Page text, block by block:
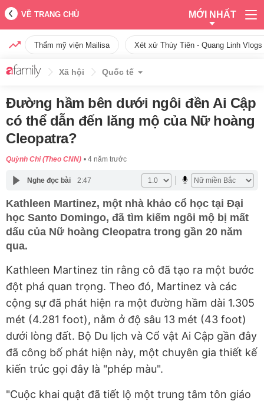
VỀ TRANG CHỦ MỚI NHẤT
Thẩm mỹ viện Mailisa Xét xử Thùy Tiên - Quang Linh
Xã hội Quốc tế
Đường hầm bên dưới ngôi đền Ai Cập
có thể dẫn đến lăng mộ của Nữ hoàng
Cleopatra?
Quỳnh Chi (Theo CNN) 4 năm trước
Nghe đọc bài 2:47
Kathleen Martinez, một nhà khảo cổ học tại Đại
học Santo Domingo, đã tìm kiếm ngôi mộ bị mất
dấu của Nữ hoàng Cleopatra trong gần 20 năm
qua.
Kathleen Martinez tin rằng cô đã tạo ra một bước
đột phá quan trọng. Theo đó, Martinez và các
cộng sự đã phát hiện ra một đường hầm dài 1.305
mét (4.281 foot), nằm ở độ sâu 13 mét (43 foot)
dưới lòng đất. Bộ Du lịch và Cổ vật Ai Cập gần đây
đã công bố phát hiện này, một chuyên gia thiết kế
kiến trúc gọi đây là "phép màu".
"Cuộc khai quật đã tiết lộ một trung tâm tôn giáo